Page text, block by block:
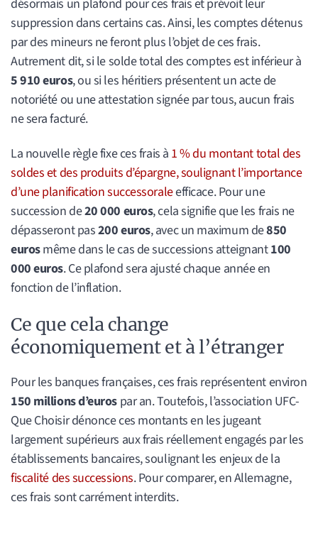
désormais un plafond pour ces frais et prévoit leur
suppression dans certains cas. Ainsi, les comptes détenus
par des mineurs ne feront plus l’objet de ces frais.
Autrement dit, si le solde total des comptes est inférieur à
5 910 euros, ou si les héritiers présentent un acte de
notoriété ou une attestation signée par tous, aucun frais
ne sera facturé.
La nouvelle règle fixe ces frais à 1 % du montant total des
soldes et des produits d’épargne, soulignant l’importance
d’une planification successoraleefficace. Pour une
succession de20 000 euros, cela signifie que les frais ne
dépasseront pas200 euros, avec un maximum de850
eurosmême dans le cas de successions atteignant100
000 euros. Ce plafond sera ajusté chaque année en
fonction de l’inflation.
Ce que cela change
économiquement et à l’étranger
Pour les banques françaises, ces frais représentent environ
150 millions d’euros par an. Toutefois, l’association UFC-
Que Choisir dénonce ces montants en les jugeant
largement supérieurs aux frais réellement engagés par les
établissements bancaires, soulignant les enjeux de la
fiscalité des successions. Pour comparer, en Allemagne,
ces frais sont carrément interdits.